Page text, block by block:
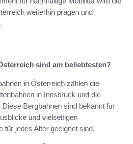
weiterhin prägen und
sind am beliebtesten?
in Österreich zählen die
in Innsbruck und die
Bergbahnen sind bekannt für
und vielseitigen
für jedes Alter geeignet sind.